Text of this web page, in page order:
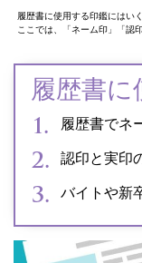
履歴書に使用する印鑑にはい
ここでは、「ネーム印」「認
履歴書に
履歴書でネ
認印と実印
バイトや新